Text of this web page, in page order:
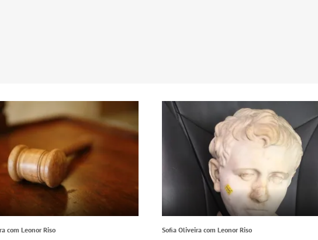
com Leonor Riso Sofia Oliveira com Leonor Riso